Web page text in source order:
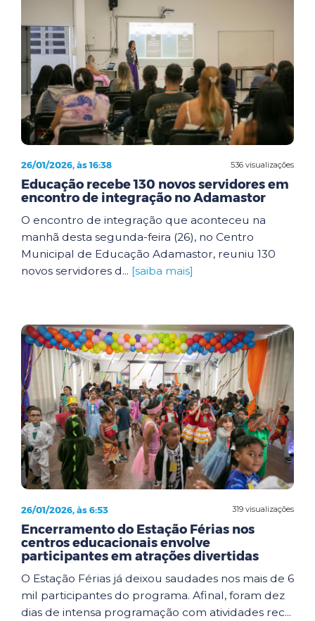
536 visualizações
26/01/2026, às 16:38
Educação recebe 130 novos servidores em
encontro de integração no Adamastor
O encontro de integração que aconteceu na
manhã desta segunda-feira (26), no Centro
Municipal de Educação Adamastor, reuniu 130
novos servidores d... [saiba mais]
319 visualizações
26/01/2026, às 6:53
Encerramento do Estação Férias nos
centros educacionais envolve
participantes em atrações divertidas
O Estação Férias já deixou saudades nos mais de 6
mil participantes do programa. Afinal, foram dez
dias de intensa programação com atividades rec...